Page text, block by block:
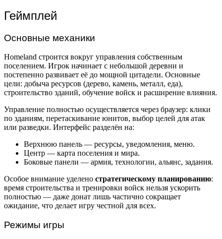
Геймплей
Основные механики
Homeland строится вокруг управления собственным
поселением. Игрок начинает с небольшой деревни и
постепенно развивает её до мощной цитадели. Основные
цели: добыча ресурсов (дерево, камень, металл, еда),
строительство зданий, обучение войск и расширение влияния.
Управление полностью осуществляется через браузер: клики
по зданиям, перетаскивание юнитов, выбор целей для атак
или разведки. Интерфейс разделён на:
Верхнюю панель — ресурсы, уведомления, меню.
Центр — карта поселения и мира.
Боковые панели — армия, технологии, альянс, задания.
Особое внимание уделено стратегическому планированию:
время строительства и тренировки войск нельзя ускорить
полностью — даже донат лишь частично сокращает
ожидание, что делает игру честной для всех.
Режимы игры